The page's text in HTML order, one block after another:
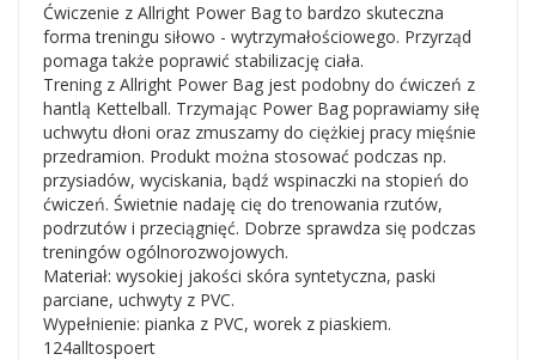
Ćwiczenie z Allright Power Bag to bardzo skuteczna
forma treningu siłowo - wytrzymałościowego. Przyrząd
pomaga także poprawić stabilizację ciała.
Trening z Allright Power Bag jest podobny do ćwiczeń z
hantlą Kettelball. Trzymając Power Bag poprawiamy siłę
uchwytu dłoni oraz zmuszamy do ciężkiej pracy mięśnie
przedramion. Produkt można stosować podczas np.
przysiadów, wyciskania, bądź wspinaczki na stopień do
ćwiczeń. Świetnie nadaję cię do trenowania rzutów,
podrzutów i przeciągnięć. Dobrze sprawdza się podczas
treningów ogólnorozwojowych.
Materiał: wysokiej jakości skóra syntetyczna, paski
parciane, uchwyty z PVC.
Wypełnienie: pianka z PVC, worek z piaskiem.
124alltospoert